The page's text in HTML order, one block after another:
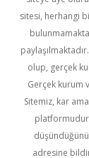
sitesi, herhangi
olup, gerçek
Gerçek kurum
Sitemiz, kar
adresine